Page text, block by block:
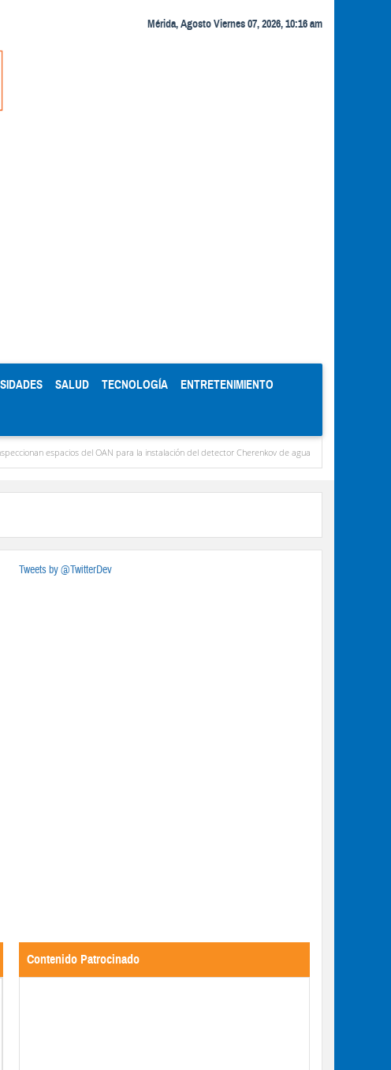
Mérida, Agosto Viernes 07, 2026, 10:16 am
SALUD TECNOLOGÍA ENTRETENIMIENTO
para la instalación del detector Cherenkov de agua Síntesis deportiva por Avelino Avancin
Tweets by @TwitterDev
Contenido Patrocinado